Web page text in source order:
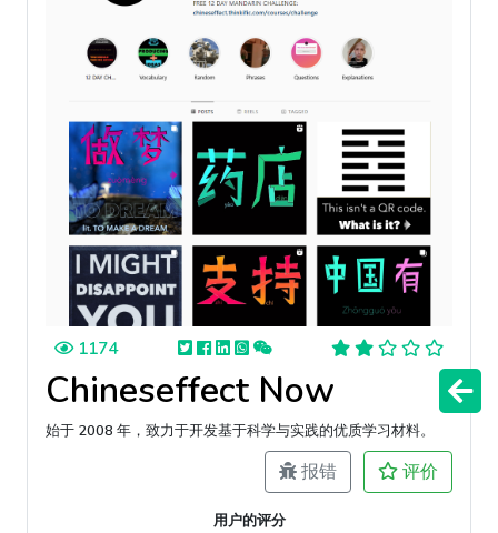
1174
Chineseffect Now
始于 2008 年，致力于开发基于科学与实践的优质学习材料。
报错 评价
用户的评分